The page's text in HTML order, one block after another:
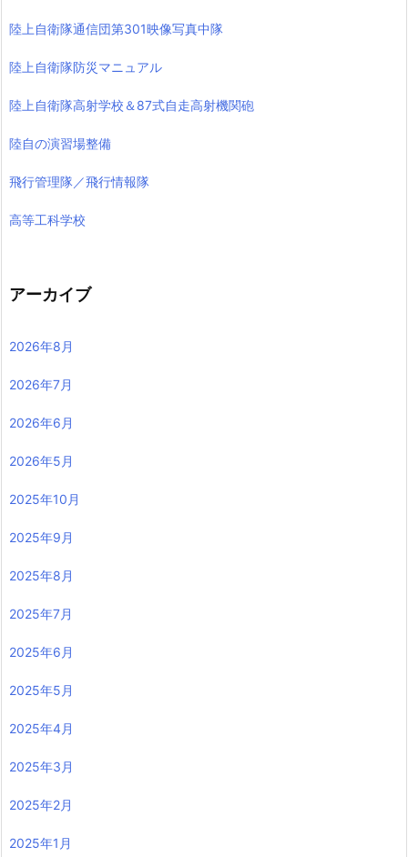
陸上自衛隊通信団第301映像写真中隊
陸上自衛隊防災マニュアル
陸上自衛隊高射学校＆87式自走高射機関砲
陸自の演習場整備
飛行管理隊／飛行情報隊
高等工科学校
アーカイブ
2026年8月
2026年7月
2026年6月
2026年5月
2025年10月
2025年9月
2025年8月
2025年7月
2025年6月
2025年5月
2025年4月
2025年3月
2025年2月
2025年1月